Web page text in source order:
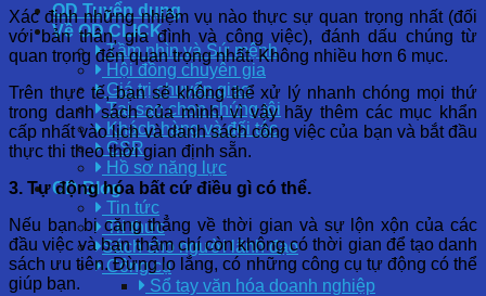
OD Tuyển dụng
Về OD CLICK
Tầm nhìn và Sứ mệnh
Hội đồng chuyên gia
Giá trị chuyển giao
Tại sao chọn chúng tôi
Khách hàng và đối tác
CSR
Hồ sơ năng lực
OD Blog
Tin tức
Tri thức
Sách cho người lãnh đạo
Công cụ
Sổ tay văn hóa doanh nghiệp
Xác định những nhiệm vụ nào thực sự quan trọng nhất (đối
với bản thân, gia đình và công việc), đánh dấu chúng từ
quan trọng đến quan trọng nhất. Không nhiều hơn 6 mục.
Trên thực tế, bạn sẽ không thể xử lý nhanh chóng mọi thứ
trong danh sách của mình, vì vậy hãy thêm các mục khẩn
cấp nhất vào lịch và danh sách công việc của bạn và bắt đầu
thực thi theo thời gian định sẵn.
3. Tự động hóa bất cứ điều gì có thể.
Nếu bạn bị căng thẳng về thời gian và sự lộn xộn của các
đầu việc và bạn thậm chí còn không có thời gian để tạo danh
sách ưu tiên. Đừng lo lắng, có những công cụ tự động có thể
giúp bạn.